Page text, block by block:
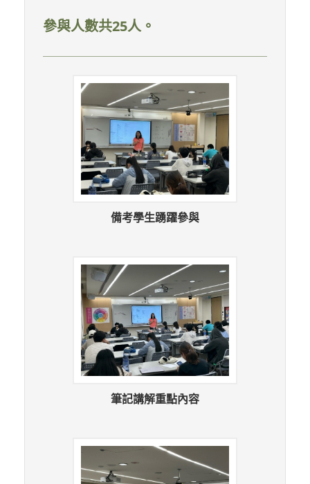
參與人數共25人。
備考學生踴躍參與
筆記講解重點內容